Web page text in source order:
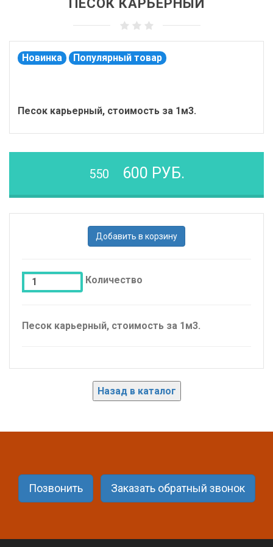
ПЕСОК КАРЬЕРНЫЙ
Новинка Популярный товар
Песок карьерный, стоимость за 1м3.
550 600 РУБ.
Добавить в корзину
Количество
Песок карьерный, стоимость за 1м3.
Назад в каталог
Позвонить Заказать обратный звонок